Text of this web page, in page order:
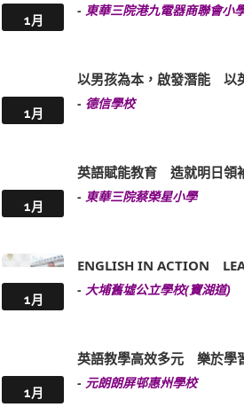
1月
- 東華三院港九電器商聯會小
1月
以男孩為本，啟發潛能 以
- 德信學校
1月
英語賦能教育 造就明日領
- 東華三院蔡榮星小學
1月
ENGLISH IN ACTION
- 大埔舊墟公立學校(寶湖道)
1月
英語教學高效多元 樂於學
- 元朗朗屏邨惠州學校